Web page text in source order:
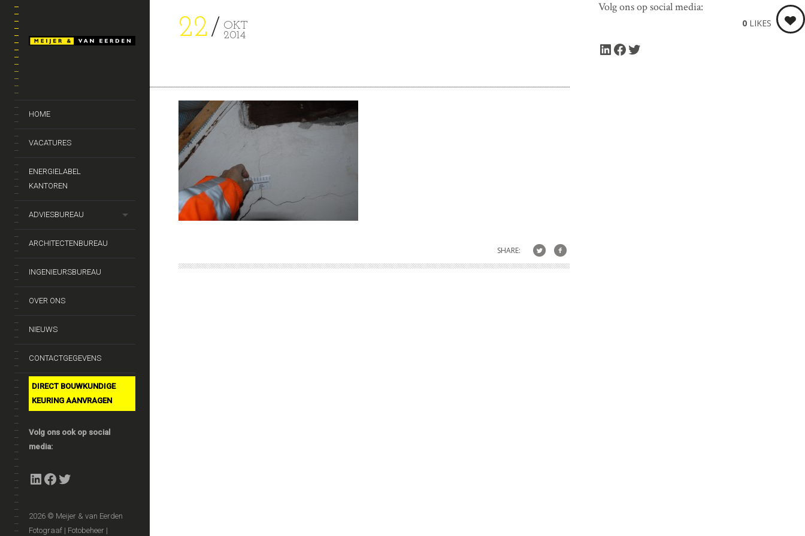
HOME
VACATURES
ENERGIELABEL
KANTOREN
ADVIESBUREAU
ARCHITECTENBUREAU
INGENIEURSBUREAU
OVER ONS
NIEUWS
CONTACTGEGEVENS
DIRECT BOUWKUNDIGE
KEURING AANVRAGEN
Volg ons ook op social
media:
LinkedIn
Facebook
2026 © Meijer & van Eerden
Fotograaf | Fotobeheer |
22
OKT
2014
0 LIKES
SHARE:
Volg ons op social media:
LinkedIn Facebook